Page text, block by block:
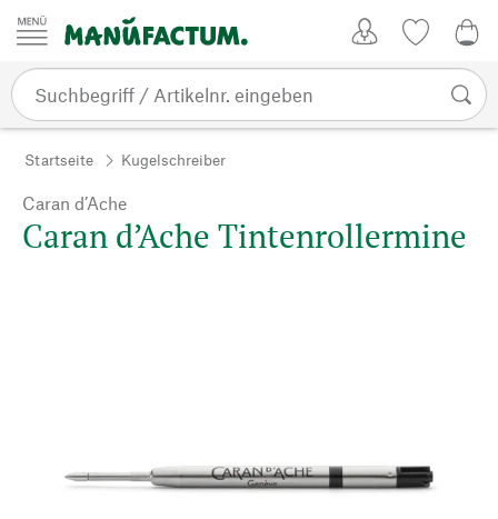
Zum Inhalt springen
Startseite Kugelschreiber
Caran d’Ache
Caran d’Ache Tintenrollermine